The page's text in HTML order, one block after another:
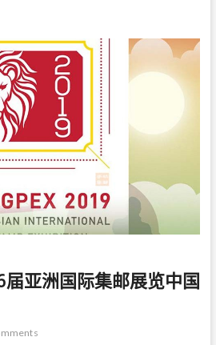
亚洲国际集邮展览中国